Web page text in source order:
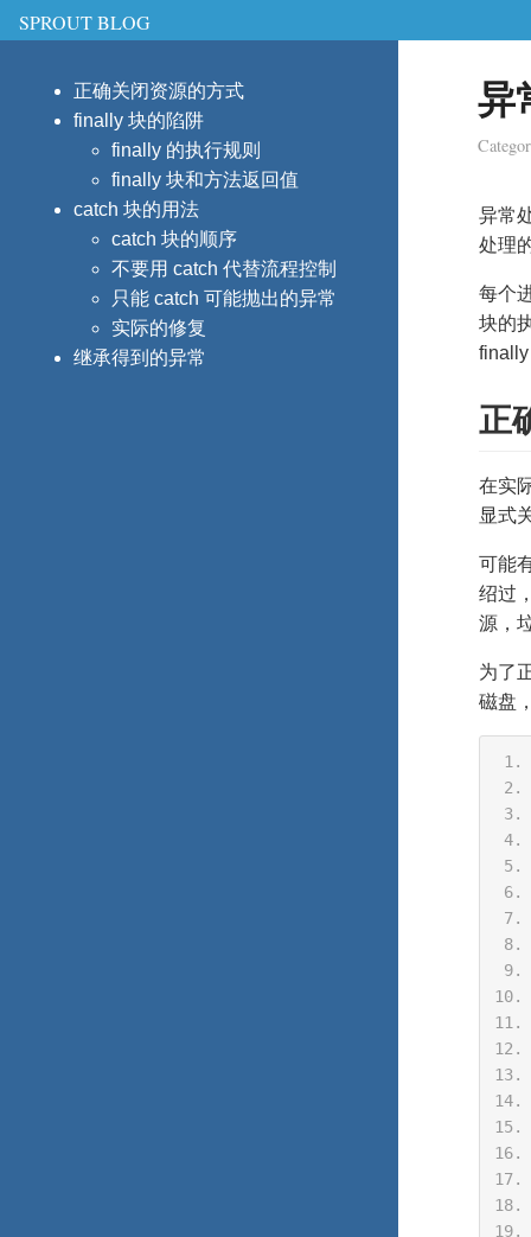
SPROUT BLOG
正确关闭资源的方式
finally 块的陷阱
finally 的执行规则
finally 块和方法返回值
catch 块的用法
catch 块的顺序
不要用 catch 代替流程控制
只能 catch 可能抛出的异常
实际的修复
继承得到的异常
异
异常
处理
每个
块的
正
在实
显式
可能
绍过
源，
为了
磁盘